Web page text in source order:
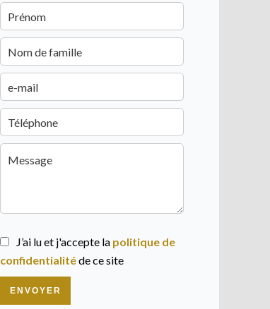
J’ai lu et j'accepte la politique de
confidentialitéde ce site
ENVOYER